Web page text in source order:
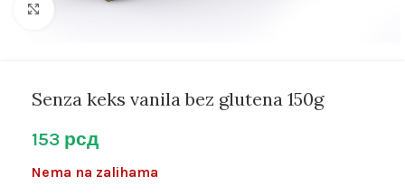
Kliknite za uvećanje
Senza keks vanila bez glutena 150g
153 рсд
Nema na zalihama